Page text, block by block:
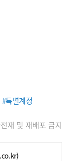
#특별계정
재 및 재배포 금지